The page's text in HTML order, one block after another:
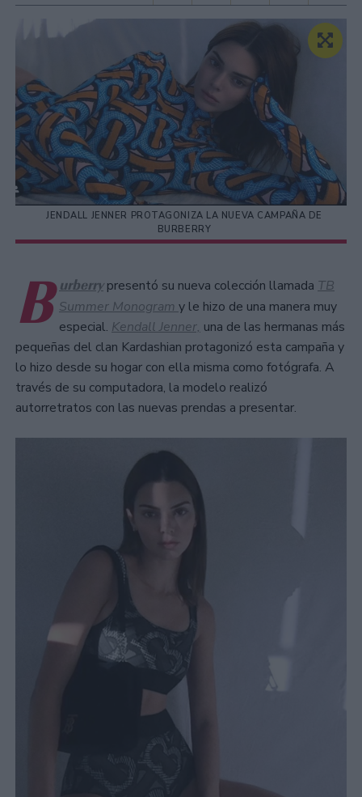
JENDALL JENNER PROTAGONIZA LA NUEVA CAMPAÑA DE
BURBERRY
B urberrypresentó su nueva colección llamada TB
Summer Monogram y le hizo de una manera muy
especial. Kendall Jenner, una de las hermanas más
pequeñas del clan Kardashian protagonizó esta campaña y
lo hizo desde su hogar con ella misma como fotógrafa. A
través de su computadora, la modelo realizó
autorretratos con las nuevas prendas a presentar.